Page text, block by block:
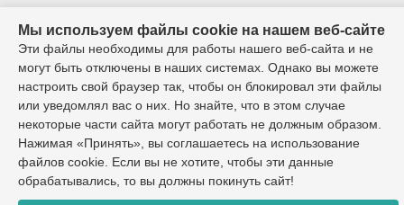
© 1995г. - 2026г. ООО ЦБ "Римико"
Контактный телефон:
8 (8482) 65-02-27
Разработка сайта:
Мы используем файлы cookie на нашем веб-сайте
Эти файлы необходимы для работы нашего веб-сайта и не
могут быть отключены в наших системах. Однако вы можете
настроить свой браузер так, чтобы он блокировал эти файлы
или уведомлял вас о них. Но знайте, что в этом случае
некоторые части сайта могут работать не должным образом.
Нажимая «Принять», вы соглашаетесь на использование
файлов cookie. Если вы не хотите, чтобы эти данные
обрабатывались, то вы должны покинуть сайт!